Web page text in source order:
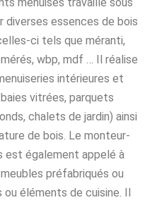
diverses essences de bois
ci tels que méranti,
wbp, mdf … Il réalise
intérieures et
vitrées, parquets
chalets de jardin) ainsi
de bois. Le monteur-
est également appelé à
préfabriqués ou
éléments de cuisine. Il